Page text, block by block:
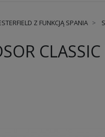
Z FUNKCJĄ SPANIA